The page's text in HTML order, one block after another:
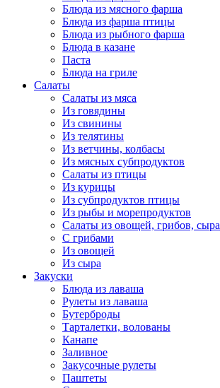
Блюда из мясного фарша
Блюда из фарша птицы
Блюда из рыбного фарша
Блюда в казане
Паста
Блюда на гриле
Салаты
Салаты из мяса
Из говядины
Из свинины
Из телятины
Из ветчины, колбасы
Из мясных субпродуктов
Салаты из птицы
Из курицы
Из субпродуктов птицы
Из рыбы и морепродуктов
Салаты из овощей, грибов, сыра
С грибами
Из овощей
Из сыра
Закуски
Блюда из лаваша
Рулеты из лаваша
Бутерброды
Тарталетки, волованы
Канапе
Заливное
Закусочные рулеты
Паштеты